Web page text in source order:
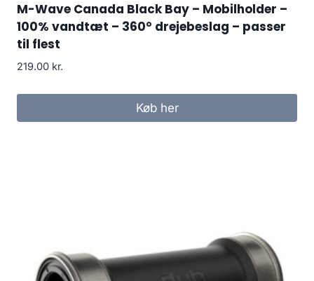
M-Wave Canada Black Bay – Mobilholder –
100% vandtæt – 360° drejebeslag – passer
til flest
219.00 kr.
Køb her